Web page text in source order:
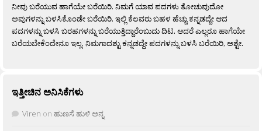
ನೀವು ಬರೆಯುವ ಹಾಗೆಯೇ ಬರೆಯಿರಿ. ನಿಮಗೆ ಯಾವ ಪದಗಳು ತೋಚುವುದೋ
ಅವುಗಳನ್ನು ಬಳಸಿಕೊಂಡೇ ಬರೆಯಿರಿ. ಇಲ್ಲಿ ಕೆಲವರು ಬಹಳ ಹೆಚ್ಚು ಕನ್ನಡದ್ದೇ ಆದ
ಪದಗಳನ್ನು ಬಳಸಿ ಬರಹಗಳನ್ನು ಬರೆಯುತ್ತಿದ್ದಾರೆಂಬುದು ದಿಟ. ಆದರೆ ಎಲ್ಲರೂ ಹಾಗೆಯೇ
ಬರೆಯಬೇಕೆಂದೇನೂ ಇಲ್ಲ. ನಿಮಗಾದಶ್ಟು ಕನ್ನಡದ್ದೇ ಪದಗಳನ್ನು ಬಳಸಿ ಬರೆಯಿರಿ, ಅಶ್ಟೇ.
ಇತ್ತೀಚಿನ ಅನಿಸಿಕೆಗಳು
Viren on ಹುಣಸೆ ಹುಳಿ ಅನ್ನ